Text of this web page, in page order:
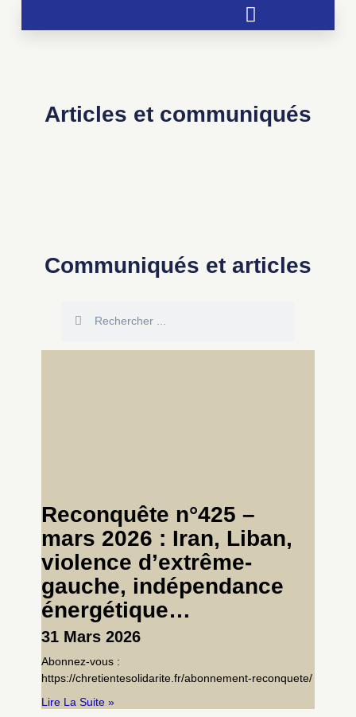
Articles et communiqués
Communiqués et articles
Reconquête n°425 –
mars 2026 : Iran, Liban,
violence d’extrême-
gauche, indépendance
énergétique…
31 Mars 2026
Abonnez-vous :
https://chretientesolidarite.fr/abonnement-reconquete/
Lire La Suite »